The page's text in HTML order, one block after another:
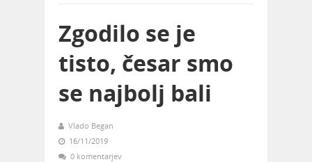
Zgodilo se je
tisto, česar smo
se najbolj bali
Vlado Began
16/11/2019
0 komentarjev